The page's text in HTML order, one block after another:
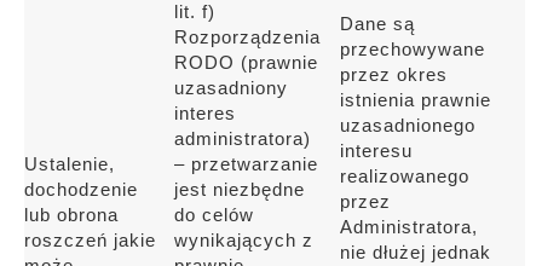
Ustalenie,
dochodzenie
lub obrona
roszczeń jakie
lit. f)
Rozporządzenia
RODO (prawnie
uzasadniony
interes
administratora)
– przetwarzanie
jest niezbędne
do celów
wynikających z
Dane są
przechowywane
przez okres
istnienia prawnie
uzasadnionego
interesu
realizowanego
przez
Administratora,
nie dłużej jednak